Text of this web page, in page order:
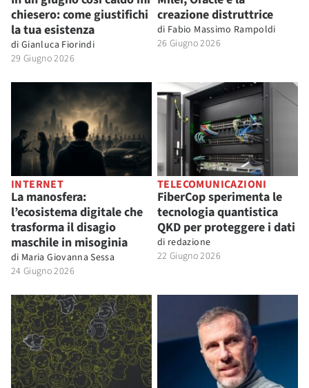
chiesero: come giustifichi
la tua esistenza
di Gianluca Fiorindi
29 Giugno 2026
creazione distruttrice
di Fabio Massimo Rampoldi
26 Giugno 2026
INTERNET
La manosfera:
l’ecosistema digitale che
trasforma il disagio
maschile in misoginia
di Maria Giovanna Sessa
24 Giugno 2026
TELECOMUNICAZIONI
FiberCop sperimenta le
tecnologia quantistica
QKD per proteggere i dati
di redazione
22 Giugno 2026